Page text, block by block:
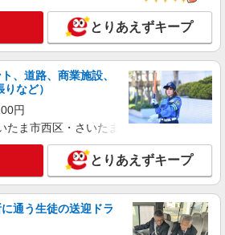
とりあえずキープ
、道路、商業施設、
など）
円
たま市西区・さいたま市岩槻区・久喜市・
とりあえずキープ
通う生徒の送迎ドラ